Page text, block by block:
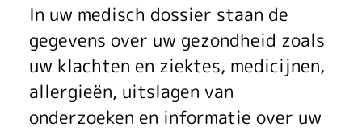
In uw medisch dossier staan de
gegevens over uw gezondheid zoals
uw klachten en ziektes, medicijnen,
allergieën, uitslagen van
onderzoeken en informatie over uw